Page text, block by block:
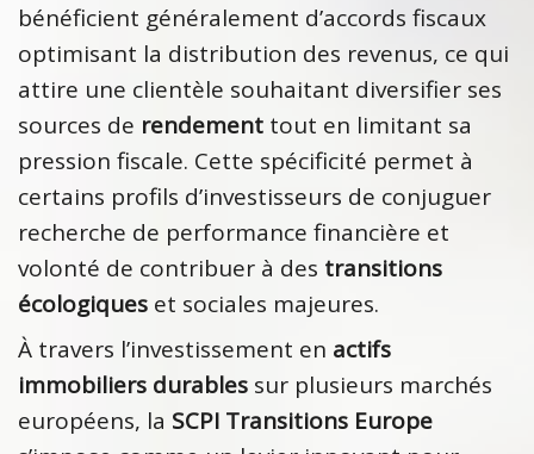
bénéficient généralement d’accords fiscaux
optimisant la distribution des revenus, ce qui
attire une clientèle souhaitant diversifier ses
sources de rendement tout en limitant sa
pression fiscale. Cette spécificité permet à
certains profils d’investisseurs de conjuguer
recherche de performance financière et
volonté de contribuer à des transitions
écologiques et sociales majeures.
À travers l’investissement en actifs
immobiliers durables sur plusieurs marchés
européens, la SCPI Transitions Europe